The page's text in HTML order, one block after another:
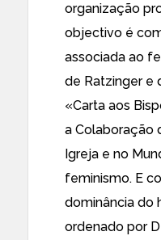
organização
objectivo é
associada ao
de Ratzinger e
«Carta aos
a Colaboração
Igreja e no
feminismo. E
dominância do
ordenado por